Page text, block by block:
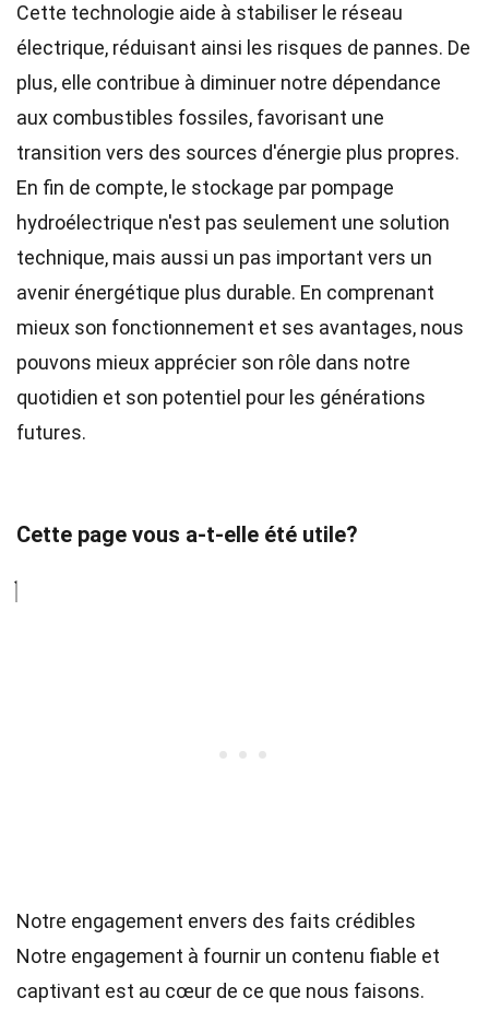
Cette technologie aide à stabiliser le réseau
électrique, réduisant ainsi les risques de pannes. De
plus, elle contribue à diminuer notre dépendance
aux combustibles fossiles, favorisant une
transition vers des sources d'énergie plus propres.
En fin de compte, le stockage par pompage
hydroélectrique n'est pas seulement une solution
technique, mais aussi un pas important vers un
avenir énergétique plus durable. En comprenant
mieux son fonctionnement et ses avantages, nous
pouvons mieux apprécier son rôle dans notre
quotidien et son potentiel pour les générations
futures.
Cette page vous a-t-elle été utile?
Notre engagement envers des faits crédibles
Notre engagement à fournir un contenu fiable et
captivant est au cœur de ce que nous faisons.